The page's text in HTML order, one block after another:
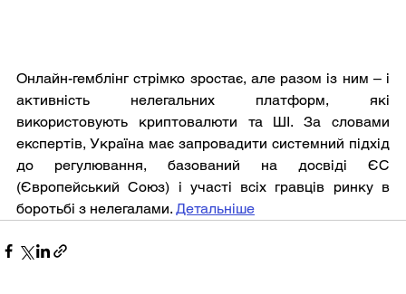
Онлайн-гемблінг стрімко зростає, але разом із ним – і
активність нелегальних платформ, які
використовують криптовалюти та ШІ. За словами
експертів, Україна має запровадити системний підхід
до регулювання, базований на досвіді ЄС
(Європейський Союз) і участі всіх гравців ринку в
боротьбі з нелегалами. Детальніше